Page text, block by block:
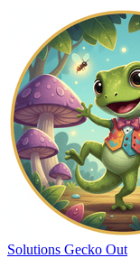
Solutions Gecko Out